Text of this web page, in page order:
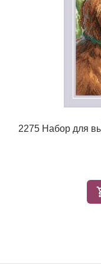
2275 Набор для